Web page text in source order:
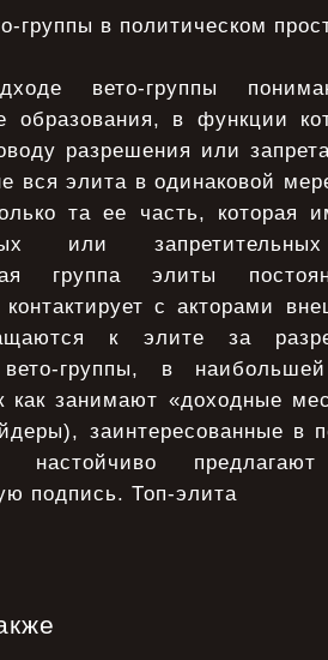
группы в политическом
вето-группы
образования, в функции
разрешения или
вся элита в одинаковой
та ее часть, которая
или
группа элиты
контактирует с акторами
к элите за
группы, в
как занимают «доходные
заинтересованные в
настойчиво
подпись. Топ-элита